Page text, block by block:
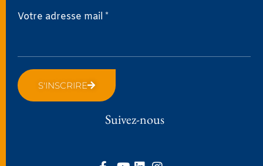
Votre adresse mail *
S'INSCRIRE
Suivez-nous